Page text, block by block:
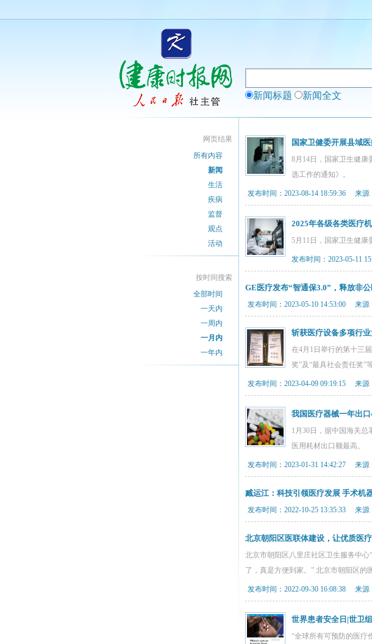
新闻标题 新闻全文
网页结果
所有内容
新闻
生活
疾病
监督
观点
活动
按时间搜索
全部时间
一天内
一周内
一月内
一年内
国家卫健委开展县域
8月14日，国家卫生健
选工作的通知》。
发布时间：2023-08-14 18:59:36 来
2025年各级各类医疗
5月11日，国家卫生健康
发布时间：2023-05-11
GE医疗发布“智通保3.0”，释放非
发布时间：2023-05-10 14:53:00 来源
斩获医疗设备多项行
在4月1日举行的第十三
奖”及“最具社会责任奖”
发布时间：2023-04-09 09:19:15 来源
我国医疗器械一年出
1月30日，据中国海关总
医用耗材出口额最高。
发布时间：2023-01-31 14:42:27 来源
臧运江：科技引领医疗发展 手术机
发布时间：2022-10-25 13:35:33 来源
北京朝阳区医联体建设，让优质医
北京市朝阳区八里庄社区卫生服务中
了，真是方便到家。” 北京市朝阳区的
发布时间：2022-09-30 16:08:38 来源
世界患者安全日|世卫
“全球所有可预防的医疗